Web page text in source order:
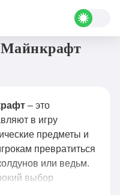
– это
в игру
предметы и
превратиться
или ведьм.
выбор